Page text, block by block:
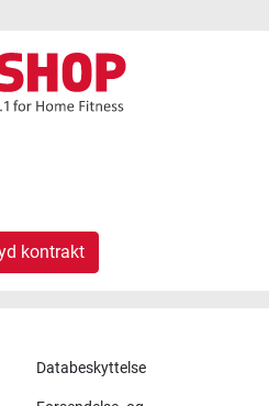
kontrakt
Databeskyttelse